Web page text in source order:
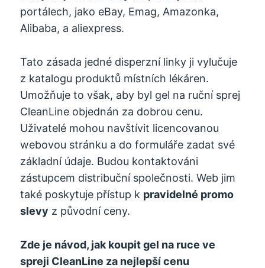
portálech, jako eBay, Emag, Amazonka,
Alibaba, a aliexpress.
Tato zásada jedné disperzní linky ji vylučuje
z katalogu produktů místních lékáren.
Umožňuje to však, aby byl gel na ruční sprej
CleanLine objednán za dobrou cenu.
Uživatelé mohou navštívit licencovanou
webovou stránku a do formuláře zadat své
základní údaje. Budou kontaktováni
zástupcem distribuční společnosti. Web jim
také poskytuje přístup k pravidelné promo
slevy z původní ceny.
Zde je návod, jak koupit gel na ruce ve
spreji CleanLine za nejlepší cenu